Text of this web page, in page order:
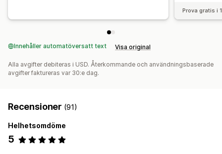
Analysverktyg
Klickfrekvenser
Rekommendation om prestanda
Förslag för optimisering
Prova gratis i
Innehåller automatöversatt text Visa original
Alla avgifter debiteras i USD. Återkommande och användningsbaserade
avgifter faktureras var 30:e dag.
Recensioner (91)
Helhetsomdöme
5